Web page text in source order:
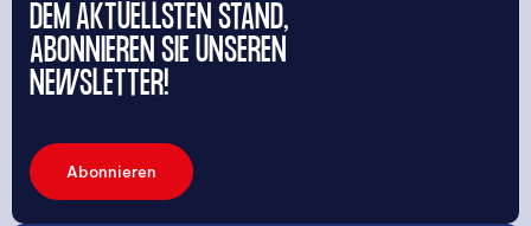
DEM AKTUELLSTEN STAND,
ABONNIEREN SIE UNSEREN
NEWSLETTER!
Abonnieren